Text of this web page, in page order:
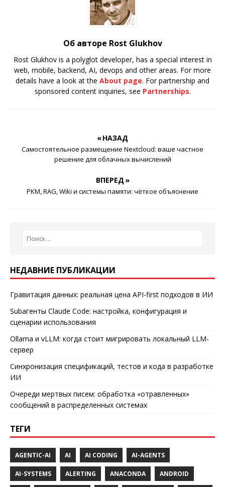
Об авторе Rost Glukhov
Rost Glukhov is a polyglot developer, has a special interest in
web, mobile, backend, AI, devops and other areas. For more
details have a look at the About page. For partnership and
sponsored content inquiries, see Partnerships.
« НАЗАД
Самостоятельное размещение Nextcloud: ваше частное
решение для облачных вычислений
ВПЕРЕД »
PKM, RAG, Wiki и системы памяти: чёткое объяснение
НЕДАВНИЕ ПУБЛИКАЦИИ
Гравитация данных: реальная цена API-first подходов в ИИ
Subагенты Claude Code: настройка, конфигурация и
сценарии использования
Ollama и vLLM: когда стоит мигрировать локальный LLM-
сервер
Синхронизация спецификаций, тестов и кода в разработке
ИИ
Очереди мертвых писем: обработка «отравленных»
сообщений в распределенных системах
ТЕГИ
AGENTIC-AI AI AI CODING AI-AGENTS
AI-SYSTEMS ALERTING ANACONDA ANDROID